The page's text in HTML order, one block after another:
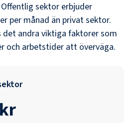
Offentlig sektor erbjuder
per månad än privat sektor.
det andra viktiga faktorer som
och arbetstider att överväga.